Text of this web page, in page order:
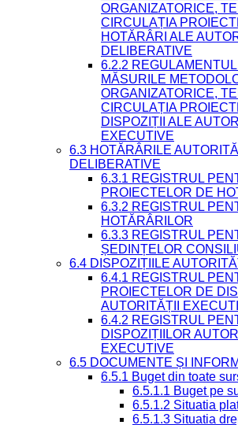
ORGANIZATORICE,
CIRCULAȚIA
HOTĂRÂRI ALE
DELIBERATIVE
6.2.2
MĂSURILE
ORGANIZATORICE,
CIRCULAȚIA
DISPOZIȚII ALE
EXECUTIVE
6.3 HOTĂRÂRILE
DELIBERATIVE
6.3.1 REGISTRUL
PROIECTELOR DE
6.3.2 REGISTRUL
HOTĂRÂRILOR
6.3.3 REGISTRUL
ȘEDINȚELOR
6.4 DISPOZIȚIILE
6.4.1 REGISTRUL
PROIECTELOR DE
AUTORITĂȚII
6.4.2 REGISTRUL
DISPOZIȚIILOR
EXECUTIVE
6.5 DOCUMENTE ȘI
6.5.1 Buget din toate
6.5.1.1 Buget pe
6.5.1.2 Situatia
6.5.1.3 Situatia